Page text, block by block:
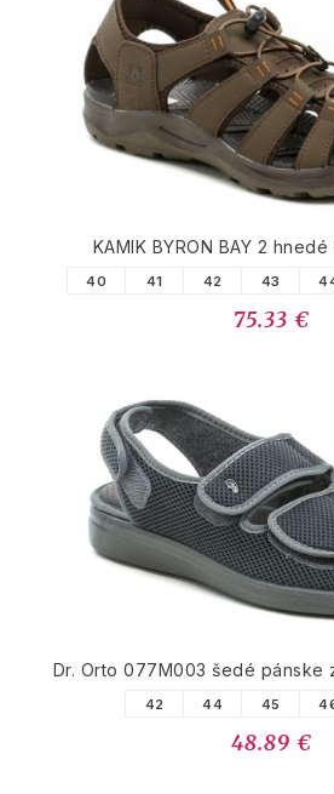
PODOBNÉ
KAMIK BYRON BAY 2
40 41 42 43
75.33 €
Dr. Orto 077M003 šedé pánske
42 44 45
48.89 €